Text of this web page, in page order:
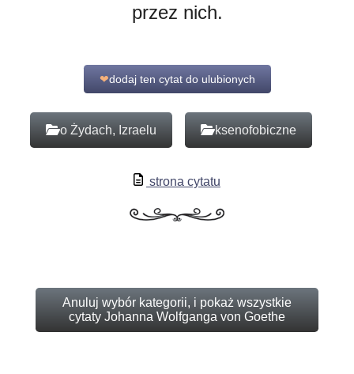
przez nich.
❤dodaj ten cytat do ulubionych
o Żydach, Izraelu ksenofobiczne
strona cytatu
Anuluj wybór kategorii, i pokaż wszystkie
cytaty Johanna Wolfganga von Goethe